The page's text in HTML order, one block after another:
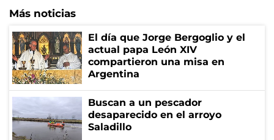
Más noticias
El día que Jorge Bergoglio y el
actual papa León XIV
compartieron una misa en
Argentina
Buscan a un pescador
desaparecido en el arroyo
Saladillo